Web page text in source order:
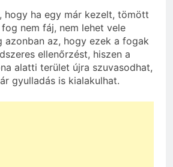
hogy ha egy már kezelt, tömött
nem fáj, nem lehet vele
azonban az, hogy ezek a fogak
ellenőrzést, hiszen a
alatti terület újra szuvasodhat,
gyulladás is kialakulhat.